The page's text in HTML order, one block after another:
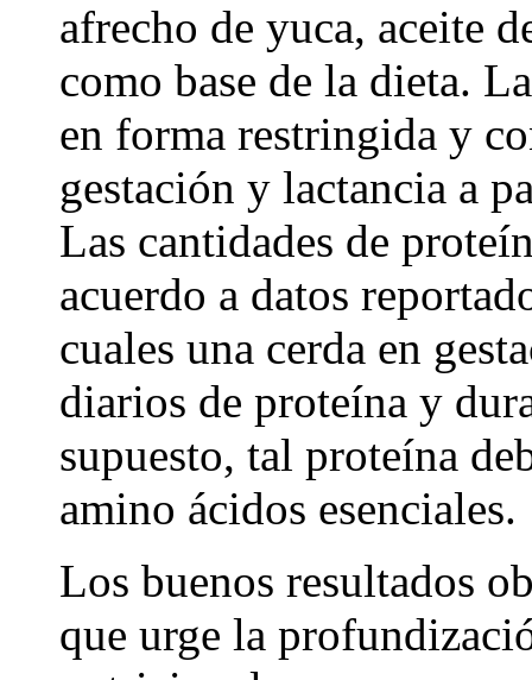
afrecho de yuca, aceite
como base de la dieta.
en forma restringida y
gestación y lactancia a
Las cantidades de
acuerdo a datos
cuales una cerda en
diarios de proteína y
supuesto, tal proteína
amino ácidos esenciales.
Los buenos resultados
que urge la